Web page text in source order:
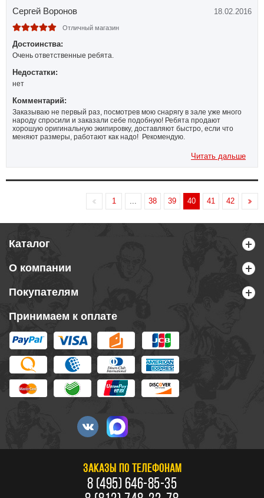
своему делу ответственно и знают свое дело! Спасибо большое
наступающим!
Сергей Воронов 18.02.2016
Отличный магазин
Достоинства:
Очень ответственные ребята.
Недостатки:
нет
Комментарий:
Заказываю не первый раз, посмотрев мою снарягу в зале уже много
народу спросили и заказали себе подобную! Ребята продают
хорошую оригинальную экипировку, доставляют быстро, если что
меняют размеры, работают как надо! Рекомендую.
Читать дальше
1 38 39 40 41 42
Каталог
О компании
Покупателям
Принимаем к оплате
ЗАКАЗЫ ПО ТЕЛЕФОНАМ
8 (495) 646-85-35